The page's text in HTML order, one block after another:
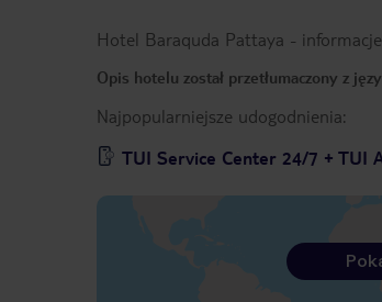
Hotel Baraquda Pattaya - informacje
Opis hotelu został przetłumaczony z
Najpopularniejsze udogodnienia:
TUI Service Center 24/7 + TUI